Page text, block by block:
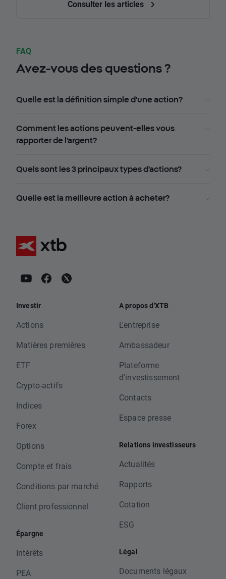
Consulter les articles
FAQ
Avez-vous des questions ?
Quelle est la définition simple d'une action?
Comment les actions peuvent-elles vous
rapporter de l'argent?
Quels sont les 3 principaux types d'actions?
Quelle est la meilleure action à acheter?
Investir
Actions
Matières premières
ETF
Crypto-actifs
Indices
Forex
Options
Compte et frais
Conditions par marché
Client professionnel
Épargne
Intérêts
PEA
A propos d'XTB
L'entreprise
Ambassadeur
Plateforme
d'investissement
Contacts
Espace presse
Relations investisseurs
Actualités
Rapports
Cotation
ESG
Légal
Documents légaux